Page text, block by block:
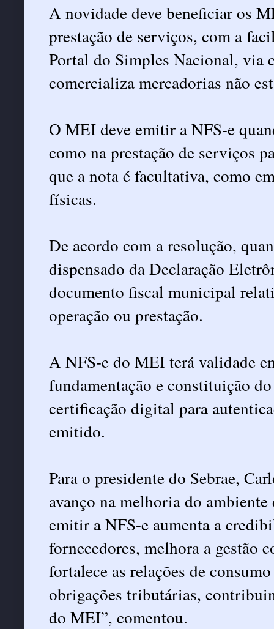
A novidade deve beneficiar os
prestação de serviços, com a
Portal do Simples Nacional, via
comercializa mercadorias não
O MEI deve emitir a NFS-e
como na prestação de serviços
que a nota é facultativa, como
físicas.
De acordo com a resolução,
dispensado da Declaração
documento fiscal municipal
operação ou prestação.
A NFS-e do MEI terá validade
fundamentação e constituição
certificação digital para
emitido.
Para o presidente do Sebrae,
avanço na melhoria do
emitir a NFS-e aumenta a
fornecedores, melhora a gestão
fortalece as relações de
obrigações tributárias,
do MEI”, comentou.